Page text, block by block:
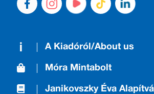
A Kiadóról/About us
Móra Mintabolt
Janikovszky Éva